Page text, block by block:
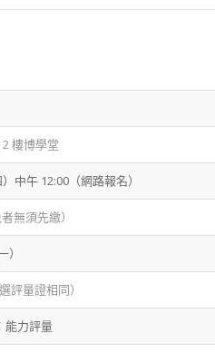
樓博學堂
中午 12:00（網路報名）
無須先繳）
評量證相同）
能力評量